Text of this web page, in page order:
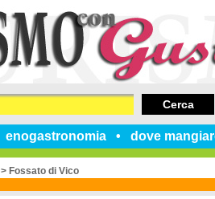
enogastronomia dove
Cerca
> Fossato di Vico